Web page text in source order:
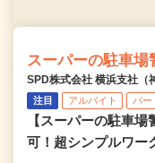
スーパーの駐車場
SPD株式会社 横浜支社（
注目 アルバイト パー
【スーパーの駐車
可！超シンプルワー